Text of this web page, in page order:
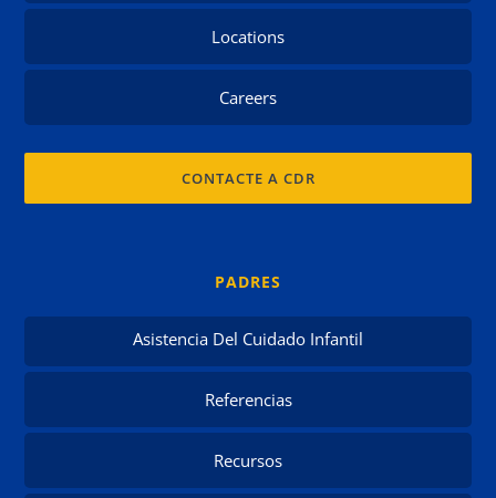
Locations
Careers
CONTACTE A CDR
PADRES
Asistencia Del Cuidado Infantil
Referencias
Recursos